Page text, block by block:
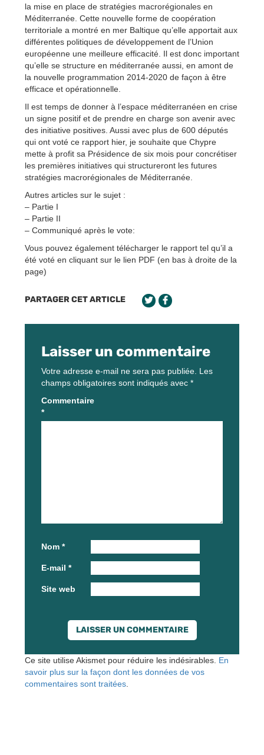
la mise en place de stratégies macrorégionales en
Méditerranée. Cette nouvelle forme de coopération
territoriale a montré en mer Baltique qu’elle apportait aux
différentes politiques de développement de l’Union
européenne une meilleure efficacité. Il est donc important
qu’elle se structure en méditerranée aussi, en amont de
la nouvelle programmation 2014-2020 de façon à être
efficace et opérationnelle.
Il est temps de donner à l’espace méditerranéen en crise
un signe positif et de prendre en charge son avenir avec
des initiative positives. Aussi avec plus de 600 députés
qui ont voté ce rapport hier, je souhaite que Chypre
mette à profit sa Présidence de six mois pour concrétiser
les premières initiatives qui structureront les futures
stratégies macrorégionales de Méditerranée.
Autres articles sur le sujet :
– Partie I
– Partie II
– Communiqué après le vote:
Vous pouvez également télécharger le rapport tel qu’il a
été voté en cliquant sur le lien PDF (en bas à droite de la
page)
PARTAGER CET ARTICLE
Laisser un commentaire
Votre adresse e-mail ne sera pas publiée. Les
champs obligatoires sont indiqués avec *
Commentaire
*
Nom *
E-mail *
Site web
Ce site utilise Akismet pour réduire les indésirables. En
savoir plus sur la façon dont les données de vos
commentaires sont traitées